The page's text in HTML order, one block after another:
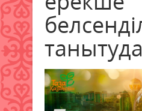
танытуда